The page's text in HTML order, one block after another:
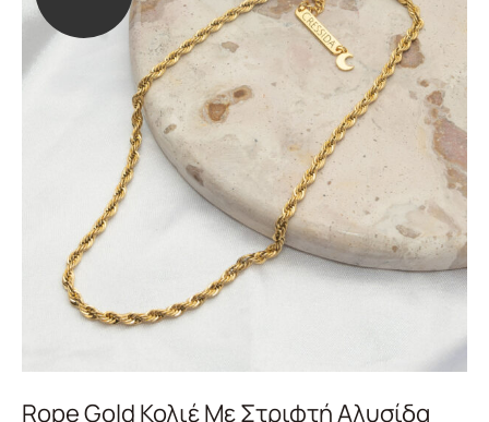
Rope Gold Κολιέ Με Στριφτή Αλυσίδα